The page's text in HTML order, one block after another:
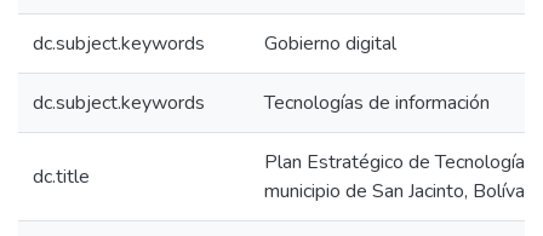
dc.subject.keywords Gobierno digital
dc.subject.keywords Tecnologías de información
dc.title
Plan Estratégico de Tecnologías
municipio de San Jacinto, Bolívar